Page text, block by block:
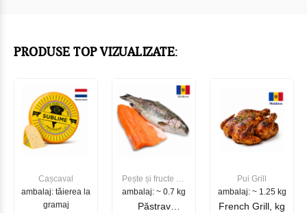
PRODUSE TOP VIZUALIZATE:
Cașcaval
ambalaj: tăierea la
gramaj
Pește și fructe de
mare
ambalaj: ~ 0.7 kg
Păstrav
Pui Grill
ambalaj: ~ 1.25 kg
French Grill, kg